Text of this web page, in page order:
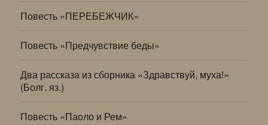
Повесть «ПЕРЕБЕЖЧИК»
Повесть «Предчувствие беды»
Два рассказа из сборника «Здравствуй, муха!»
(Болг. яз.)
Повесть «Паоло и Рем»